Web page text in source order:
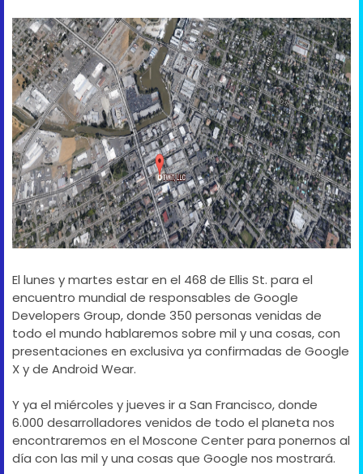
El lunes y martes estar en el 468 de Ellis St. para el
encuentro mundial de responsables de Google
Developers Group, donde 350 personas venidas de
todo el mundo hablaremos sobre mil y una cosas, con
presentaciones en exclusiva ya confirmadas de Google
X y de Android Wear.
Y ya el miércoles y jueves ir a San Francisco, donde
6.000 desarrolladores venidos de todo el planeta nos
encontraremos en el Moscone Center para ponernos al
día con las mil y una cosas que Google nos mostrará.